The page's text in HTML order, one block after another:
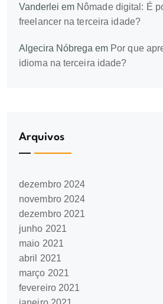
Vanderlei em Nômade digital: É
freelancer na terceira idade?
Algecira Nóbrega em Por que
idioma na terceira idade?
Arquivos
dezembro 2024
novembro 2024
dezembro 2021
junho 2021
maio 2021
abril 2021
março 2021
fevereiro 2021